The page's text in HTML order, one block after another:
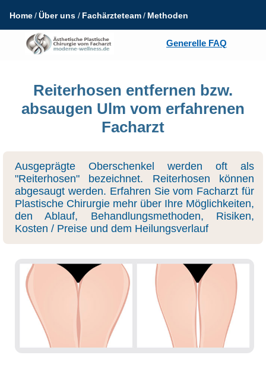
Generelle FAQ
Home Über uns Fachärzteteam Methoden
Reiterhosen entfernen bzw.
absaugen Ulm vom erfahrenen
Facharzt
Ausgeprägte Oberschenkel werden oft als
"Reiterhosen" bezeichnet. Reiterhosen können
abgesaugt werden. Erfahren Sie vom Facharzt für
Plastische Chirurgie mehr über Ihre Möglichkeiten,
den Ablauf, Behandlungsmethoden, Risiken,
Kosten / Preise und dem Heilungsverlauf